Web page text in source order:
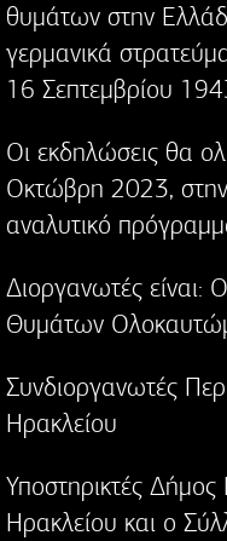
θυμάτων στην
γερμανικά
16 Σεπτεμβρίου
Οι εκδηλώσεις θα
Οκτώβρη 2023,
αναλυτικό
Διοργανωτές
Θυμάτων
Συνδιοργανωτές
Ηρακλείου
Υποστηρικτές
Ηρακλείου και ο